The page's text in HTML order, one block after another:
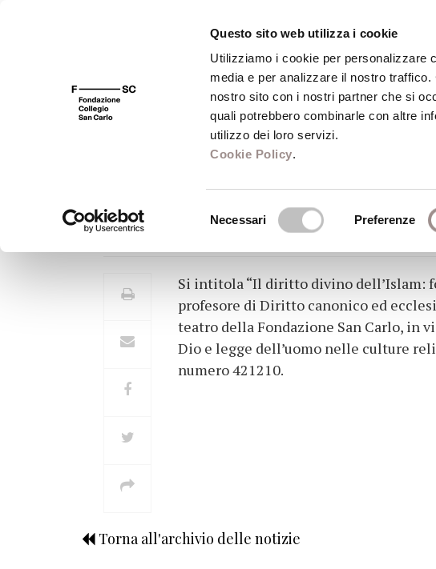
Questo sito web utilizza i cookie
Utilizziamo i cookie per personalizzare
media e per analizzare il nostro
nostro sito con i nostri partner che si
quali potrebbero combinarle con altre
utilizzo dei loro servizi.
Cookie Policy.
Necessari Preferenze
FSC 400 Fondazione Biblioteca
Martedì 10 gennaio
Islam
Si intitola “Il diritto divino dell’Islam:
profesore di Diritto canonico ed
teatro della Fondazione San Carlo, in
Dio e legge dell’uomo nelle culture
numero 421210.
Torna all'archivio delle notizie